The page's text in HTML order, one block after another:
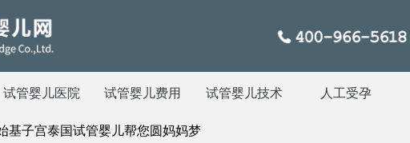
试管婴儿医院 试管婴儿费用 试管婴儿技术 人工受孕
基子宫泰国试管婴儿帮您圆妈妈梦